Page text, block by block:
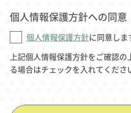
個人情報保護方針への同意
個人情報保護方針に同意しま
上記個人情報保護方針をご確認の
る場合はチェックを入れてくださ